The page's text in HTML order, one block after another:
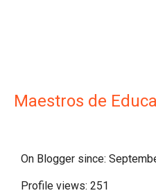
Maestros de
On Blogger since:
Profile views: 251